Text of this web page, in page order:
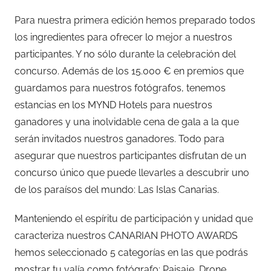
Para nuestra primera edición hemos preparado todos
los ingredientes para ofrecer lo mejor a nuestros
participantes. Y no sólo durante la celebración del
concurso. Además de los 15.000 € en premios que
guardamos para nuestros fotógrafos, tenemos
estancias en los MYND Hotels para nuestros
ganadores y una inolvidable cena de gala a la que
serán invitados nuestros ganadores. Todo para
asegurar que nuestros participantes disfrutan de un
concurso único que puede llevarles a descubrir uno
de los paraísos del mundo: Las Islas Canarias.
Manteniendo el espíritu de participación y unidad que
caracteriza nuestros CANARIAN PHOTO AWARDS
hemos seleccionado 5 categorías en las que podrás